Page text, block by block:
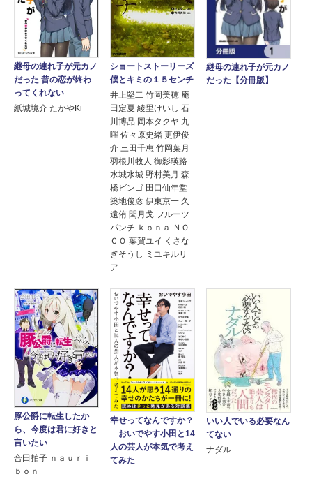
継母の連れ子が元カノ
だった 昔の恋が終わ
ってくれない
紙城境介 たかやKi
ショートストーリーズ
僕とキミの１５センチ
井上堅二 竹岡美穂 庵
田定夏 綾里けいし 石
川博品 岡本タクヤ 九
曜 佐々原史緒 更伊俊
介 三田千恵 竹岡葉月
羽根川牧人 御影瑛路
水城水城 野村美月 森
橋ビンゴ 田口仙年堂
築地俊彦 伊東京一 久
遠侑 閏月戈 フルーツ
パンチ ｋｏｎａ ＮＯ
ＣＯ 葉賀ユイ くさな
ぎそうし ミユキルリ
ア
継母の連れ子が元カノ
だった【分冊版】
豚公爵に転生したか
ら、今度は君に好きと
言いたい
合田拍子 ｎａｕｒｉ
ｂｏｎ
幸せってなんですか？
おいでやす小田と14
人の芸人が本気で考え
てみた
いい人でいる必要なん
てない
ナダル